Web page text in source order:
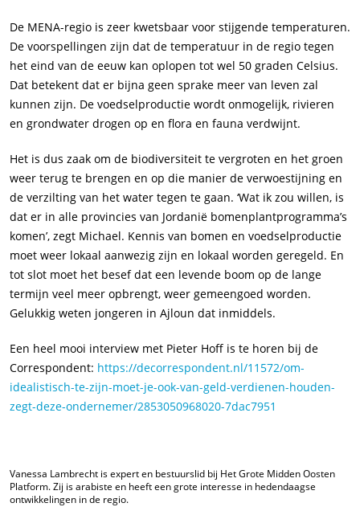
De MENA-regio is zeer kwetsbaar voor stijgende temperaturen.
De voorspellingen zijn dat de temperatuur in de regio tegen
het eind van de eeuw kan oplopen tot wel 50 graden Celsius.
Dat betekent dat er bijna geen sprake meer van leven zal
kunnen zijn. De voedselproductie wordt onmogelijk, rivieren
en grondwater drogen op en flora en fauna verdwijnt.
Het is dus zaak om de biodiversiteit te vergroten en het groen
weer terug te brengen en op die manier de verwoestijning en
de verzilting van het water tegen te gaan. ‘Wat ik zou willen, is
dat er in alle provincies van Jordanië bomenplantprogramma’s
komen’, zegt Michael. Kennis van bomen en voedselproductie
moet weer lokaal aanwezig zijn en lokaal worden geregeld. En
tot slot moet het besef dat een levende boom op de lange
termijn veel meer opbrengt, weer gemeengoed worden.
Gelukkig weten jongeren in Ajloun dat inmiddels.
Een heel mooi interview met Pieter Hoff is te horen bij de
Correspondent: https://decorrespondent.nl/11572/om-
idealistisch-te-zijn-moet-je-ook-van-geld-verdienen-houden-
zegt-deze-ondernemer/2853050968020-7dac7951
Vanessa Lambrecht is expert en bestuurslid bij Het Grote Midden Oosten
Platform. Zij is arabiste en heeft een grote interesse in hedendaagse
ontwikkelingen in de regio.